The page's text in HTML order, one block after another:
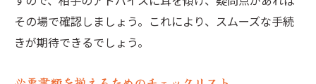
改葬許可証を取得する手順
愛知県での法的な注意事項
その場で確認しましょう。これにより、スムーズな手続
きが期待できるでしょう。